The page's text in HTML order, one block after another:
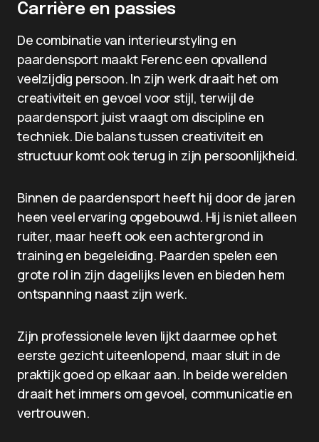
Carrière en passies
De combinatie van interieurstyling en
paardensport maakt Ferenc een opvallend
veelzijdig persoon. In zijn werk draait het om
creativiteit en gevoel voor stijl, terwijl de
paardensport juist vraagt om discipline en
techniek. Die balans tussen creativiteit en
structuur komt ook terug in zijn persoonlijkheid.
Binnen de paardensport heeft hij door de jaren
heen veel ervaring opgebouwd. Hij is niet alleen
ruiter, maar heeft ook een achtergrond in
training en begeleiding. Paarden spelen een
grote rol in zijn dagelijks leven en bieden hem
ontspanning naast zijn werk.
Zijn professionele leven lijkt daarmee op het
eerste gezicht uiteenlopend, maar sluit in de
praktijk goed op elkaar aan. In beide werelden
draait het immers om gevoel, communicatie en
vertrouwen.